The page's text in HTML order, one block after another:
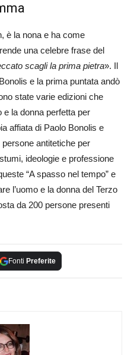
è la nona e ha come
una celebre frase del
scagli la prima pietra». Il
e la prima puntata andò
state varie edizioni che
e la donna perfetta per
affiata di Paolo Bonolis e
antitetiche per
ideologie e professione
“A spasso nel tempo” e
l’uomo e la donna del Terzo
da 200 persone presenti
Fonti Preferite